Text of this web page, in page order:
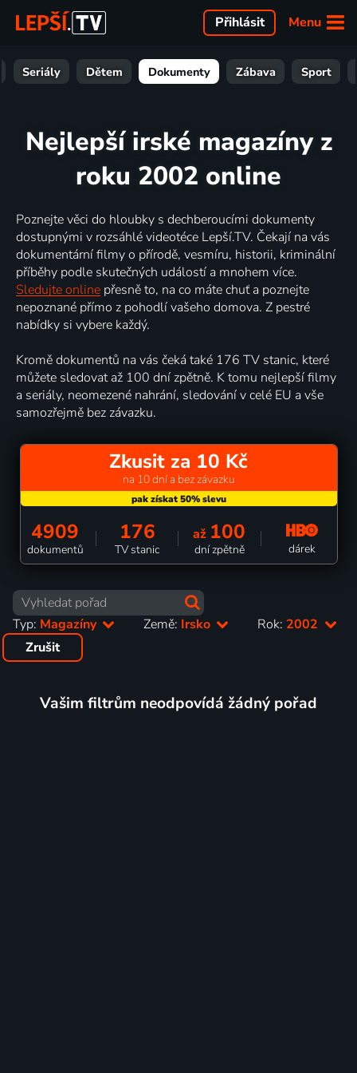
Menu
Přihlásit
Seriály Dětem Dokumenty Zábava Sport
Nejlepší irské magazíny z
roku 2002 online
Poznejte věci do hloubky s dechberoucími dokumenty
dostupnými v rozsáhlé videotéce Lepší.TV. Čekají na vás
dokumentární filmy o přírodě, vesmíru, historii, kriminální
příběhy podle skutečných událostí a mnohem více.
Sledujte online přesně to, na co máte chuť a poznejte
nepoznané přímo z pohodlí vašeho domova. Z pestré
nabídky si vybere každý.
Kromě dokumentů na vás čeká také 176 TV stanic, které
můžete sledovat až 100 dní zpětně. K tomu nejlepší filmy
a seriály, neomezené nahrání, sledování v celé EU a vše
samozřejmě bez závazku.
Zkusit za 10 Kč
na 10 dní a bez závazku
4909
dokumentů
176
TV stanic
až 100
dní zpětně dárek
Typ: Magazíny Země: Irsko Rok: 2002
Zrušit
Vašim filtrům neodpovídá žádný pořad